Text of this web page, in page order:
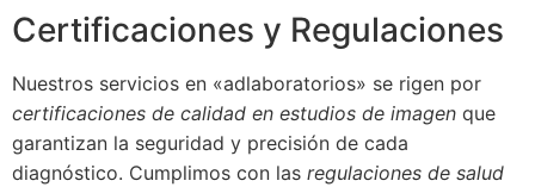
Certificaciones y Regulaciones
Nuestros servicios en «adlaboratorios» se rigen por
certificaciones de calidad en estudios de imagen que
garantizan la seguridad y precisión de cada
diagnóstico. Cumplimos con las regulaciones de salud